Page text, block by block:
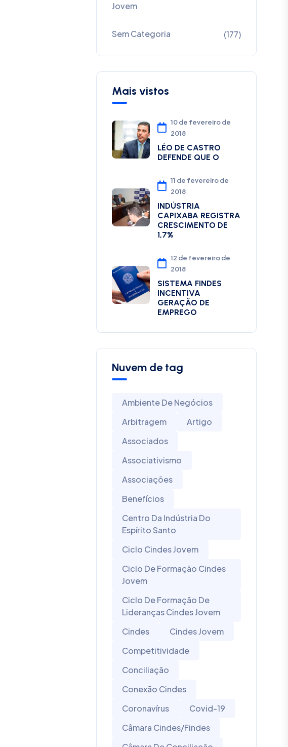
Jovem
Sem Categoria (177)
Mais vistos
10 de fevereiro de
2018
LÉO DE CASTRO
DEFENDE QUE O
11 de fevereiro de
2018
INDÚSTRIA
CAPIXABA REGISTRA
CRESCIMENTO DE
1,7%
12 de fevereiro de
2018
SISTEMA FINDES
INCENTIVA
GERAÇÃO DE
EMPREGO
Nuvem de tag
Ambiente De Negócios
Arbitragem
Artigo
Associados
Associativismo
Associações
Benefícios
Centro Da Indústria Do
Espírito Santo
Ciclo Cindes Jovem
Ciclo De Formação Cindes
Jovem
Ciclo De Formação De
Lideranças Cindes Jovem
Cindes
Cindes Jovem
Competitividade
Conciliação
Conexão Cindes
Coronavírus
Covid-19
Câmara Cindes/Findes